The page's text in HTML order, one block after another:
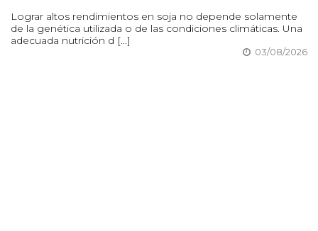
Lograr altos rendimientos en soja no depende solamente
de la genética utilizada o de las condiciones climáticas. Una
adecuada nutrición d [...]
03/08/2026